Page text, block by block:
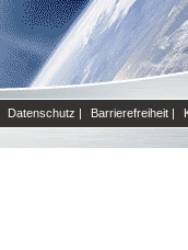
Datenschutz | Barrierefreiheit |